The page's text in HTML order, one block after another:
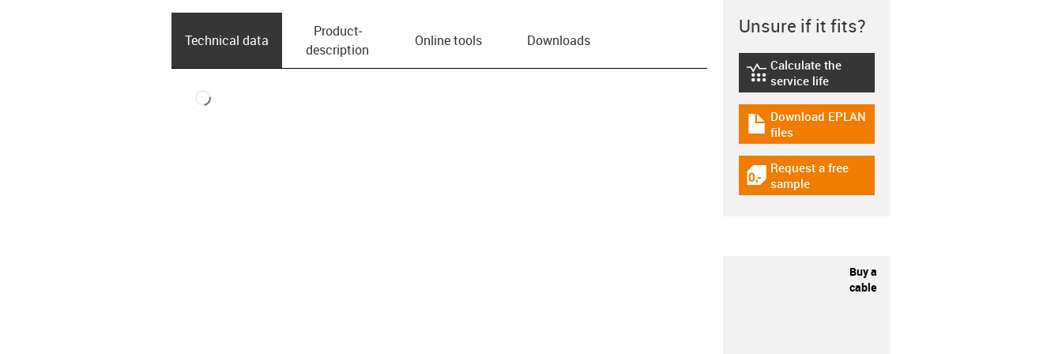
Technical data
Product­
description
Online tools Downloads
Unsure if it fits?
igus-icon-lebensdauerrechner
Calculate the
service life
igus-icon-download-plan
Download EPLAN
files
igus-icon-gratismuster
Request a free
sample
Buy a
cable